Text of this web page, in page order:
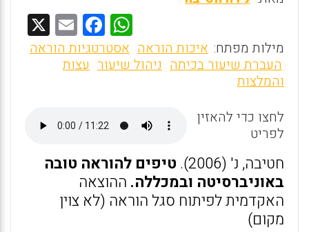
W
h
at
A
p
p
F
a
ce
o
o
k
E
m מילות מפתח: איכות הוראה אסטרטגיות הוראה
העברת שיעור בכיתה ניהול שיעור עצות
והמלצות
לחצו כדי להאזין
לפריט
חטיבה, נ' (2006).
טיפים להוראה טובה
באוניברסיטה ובמכללה. ההוצאה
האקדמית לפיתוח סגל הוראה (לא צוין
מקום)